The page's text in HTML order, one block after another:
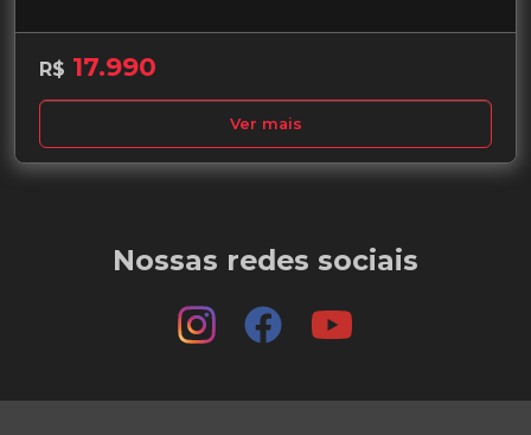
R$ 17.990
Ver mais
Nossas redes sociais